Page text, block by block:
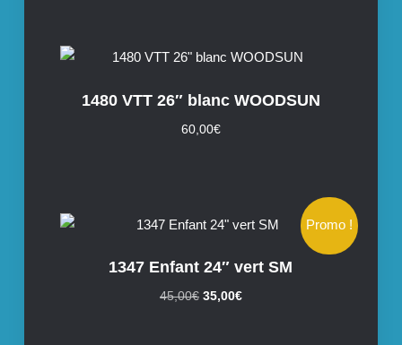
1480 VTT 26″ blanc WOODSUN
60,00€
Promo !
1347 Enfant 24″ vert SM
45,00€ Le
35,00€Le